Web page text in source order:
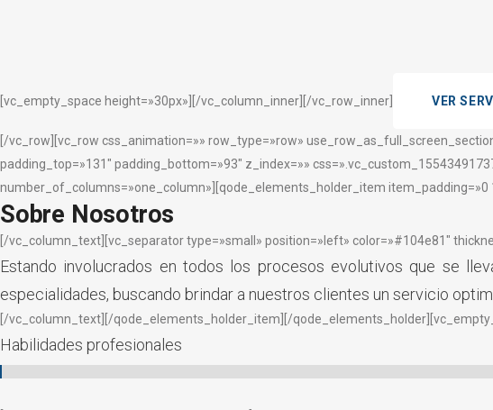
[vc_empty_space height=»30px»][/vc_column_inner][/vc_row_inner] VER
[/vc_row][vc_row css_animation=»» row_type=»row»
padding_top=»131″ padding_bottom=»93″ z_index=»»
number_of_columns=»one_column»][qode_elements_holder_item item_padding=»0
Sobre Nosotros
[/vc_column_text][vc_separator type=»small» position=»left» color=»#104e81″
Estando involucrados en todos los procesos evolutivos que se
especialidades, buscando brindar a nuestros clientes un servicio
[/vc_column_text][/qode_elements_holder_item][/
Habilidades profesionales